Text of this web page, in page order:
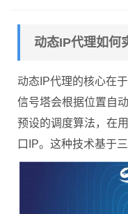
动态IP代理如何
动态IP代理的核心在于
信号塔会根据位置自
预设的调度算法，在
口IP。这种技术基于